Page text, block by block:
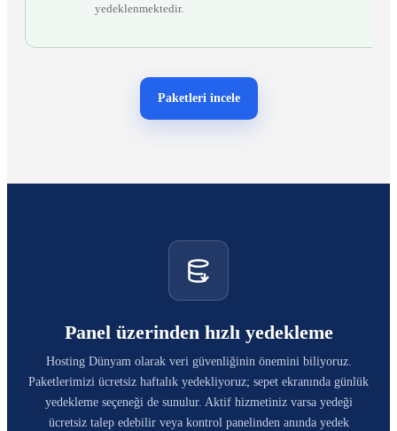
yedeklenmektedir.
Paketleri incele
Panel üzerinden hızlı yedekleme
Hosting Dünyam olarak veri güvenliğinin önemini biliyoruz.
Paketlerimizi ücretsiz haftalık yedekliyoruz; sepet ekranında günlük
yedekleme seçeneği de sunulur. Aktif hizmetiniz varsa yedeği
ücretsiz talep edebilir veya kontrol panelinden anında yedek